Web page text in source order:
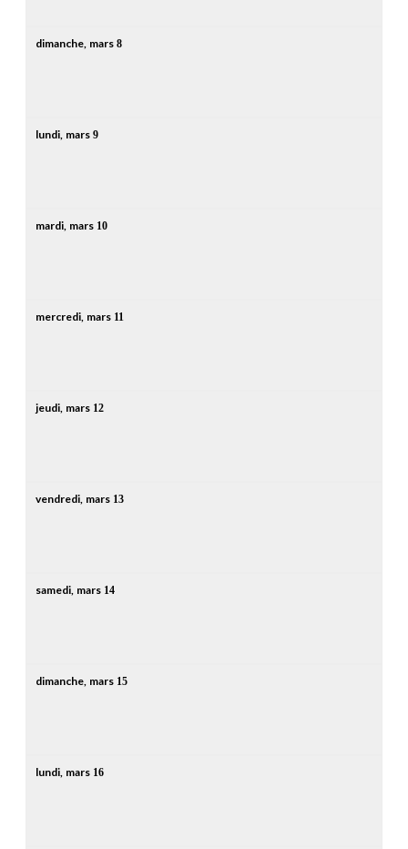
dimanche, mars 8
lundi, mars 9
mardi, mars 10
mercredi, mars 11
jeudi, mars 12
vendredi, mars 13
samedi, mars 14
dimanche, mars 15
lundi, mars 16